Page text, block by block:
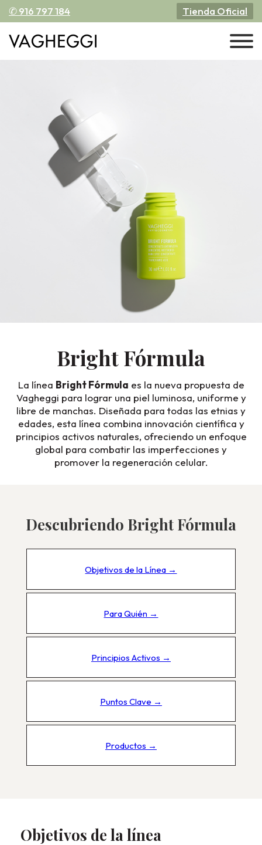
✆ 916 797 184 Tienda Oficial
Bright Fórmula
La línea Bright Fórmula es la nueva propuesta de
Vagheggi para lograr una piel luminosa, uniforme y
libre de manchas. Diseñada para todas las etnias y
edades, esta línea combina innovación científica y
principios activos naturales, ofreciendo un enfoque
global para combatir las imperfecciones y
promover la regeneración celular.
Descubriendo Bright Fórmula
Objetivos de la Línea →
Para Quién →
Principios Activos →
Puntos Clave →
Productos →
Objetivos de la línea